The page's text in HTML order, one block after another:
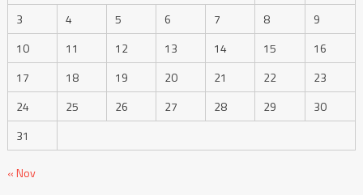
3
4 5 6 7 8
9
10
11 12 13 14 15
16
17
18 19 20 21 22
23
24
25 26 27 28 29
30
31
« Nov